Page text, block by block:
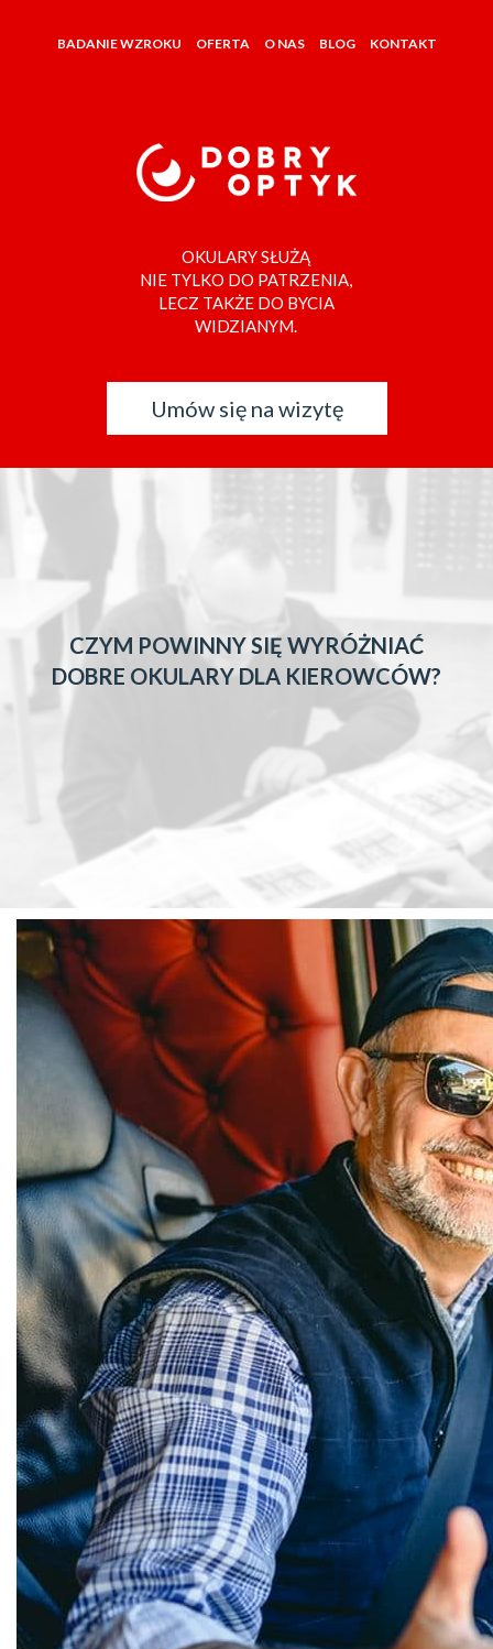
BADANIE WZROKU OFERTA O NAS BLOG KONTAKT
OKULARY SŁUŻĄ
NIE TYLKO DO PATRZENIA,
LECZ TAKŻE DO BYCIA
WIDZIANYM.
Umów się na wizytę
CZYM POWINNY SIĘ WYRÓŻNIAĆ
DOBRE OKULARY DLA KIEROWCÓW?